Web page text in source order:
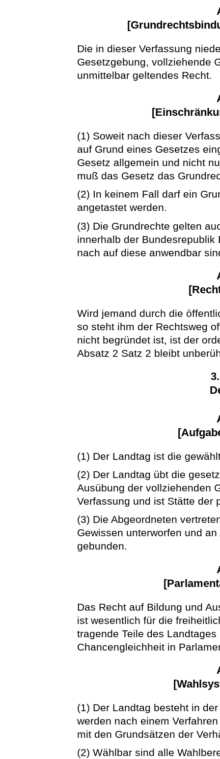
Die in dieser Verfassung
Gesetzgebung, vollziehende
unmittelbar geltendes Recht.
(1) Soweit nach dieser
auf Grund eines Gesetzes
Gesetz allgemein und nicht
muß das Gesetz das
(2) In keinem Fall darf ein
angetastet werden.
(3) Die Grundrechte gelten
innerhalb der
nach auf diese anwendbar
Wird jemand durch die
so steht ihm der Rechtsweg
nicht begründet ist, ist der
Absatz 2 Satz 2 bleibt
(1) Der Landtag ist die
(2) Der Landtag übt die
Ausübung der vollziehenden
Verfassung und ist Stätte der
(3) Die Abgeordneten
Gewissen unterworfen und
gebunden.
Das Recht auf Bildung und
ist wesentlich für die
tragende Teile des
Chancengleichheit in
(1) Der Landtag besteht in
werden nach einem
mit den Grundsätzen der
(2) Wählbar sind alle